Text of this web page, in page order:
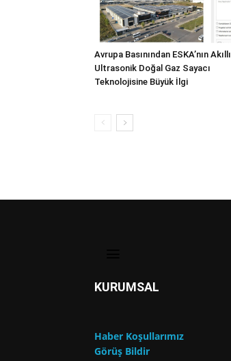
Avrupa Basınından ESKA’nın Akıllı
Ultrasonik Doğal Gaz Sayacı
Teknolojisine Büyük İlgi
KURUMSAL
Haber Koşullarımız
Görüş Bildir